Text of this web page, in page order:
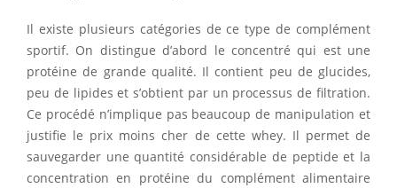
Il existe plusieurs catégories de ce type de complément
sportif. On distingue d’abord le concentré qui est une
protéine de grande qualité. Il contient peu de glucides,
peu de lipides et s’obtient par un processus de filtration.
Ce procédé n’implique pas beaucoup de manipulation et
justifie le prix moins cher de cette whey. Il permet de
sauvegarder une quantité considérable de peptide et la
concentration en protéine du complément alimentaire